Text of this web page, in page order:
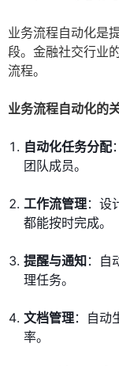
业务流程自动化是
段。金融社交行业
流程。
业务流程自动化的
自动化任务分配
团队成员。
工作流管理：设
都能按时完成。
提醒与通知 ：自
理任务。
文档管理：自动
率。